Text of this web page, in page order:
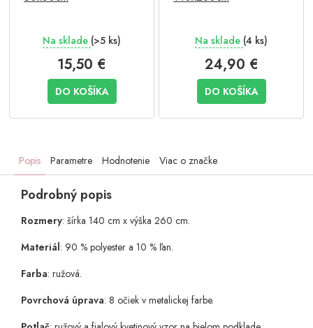
Na sklade (>5 ks)
15,50 €
DO KOŠÍKA
Na sklade (4 ks)
24,90 €
DO KOŠÍKA
Popis Parametre Hodnotenie Viac o značke
Podrobný popis
Rozmery: šírka 140 cm x výška 260 cm.
Materiál: 90 % polyester a 10 % ľan.
Farba: ružová.
Povrchová úprava: 8 očiek v metalickej farbe.